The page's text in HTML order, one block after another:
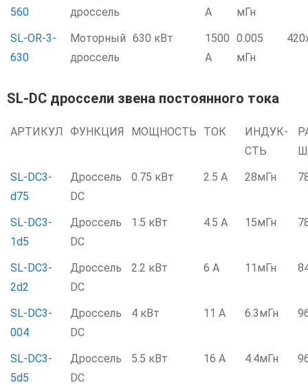
560
дроссель
А
мГн
SL-OR-3-
630
Моторный
дроссель
630 кВт
1500
А
0.005
мГн
SL-DC дроссели звена постоянного тока
АРТИКУЛ ФУНКЦИЯ МОЩНОСТЬ ТОК
ИНДУК-
СТЬ
SL-DC3-
d75
Дроссель
DC
0.75 кВт 2.5 А 28мГн
SL-DC3-
1d5
Дроссель
DC
1.5 кВт 4.5 А 15мГн
SL-DC3-
2d2
Дроссель
DC
2.2 кВт 6 А 11мГн
SL-DC3-
004
Дроссель
DC
4 кВт 11 А 6.3мГн
SL-DC3-
5d5
Дроссель
DC
5.5 кВт 16 А 4.4мГн